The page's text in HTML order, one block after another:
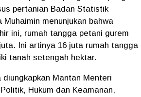
pertanian Badan Statistik
menunjukan bahwa
ini, rumah tangga petani gurem
Ini artinya 16 juta rumah tangga
tanah setengah hektar.
Mantan Menteri
Hukum dan Keamanan,